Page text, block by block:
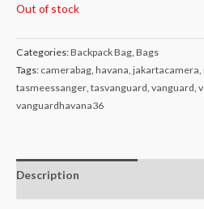
Out of stock
Categories:Backpack Bag, Bags
Tags: camerabag, havana, jakartacamera,
tasmeessanger, tasvanguard, vanguard,
vanguardhavana36
Description